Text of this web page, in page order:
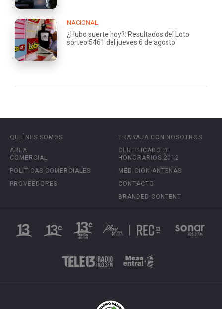
NACIONAL
¿Hubo suerte hoy?: Resultados del Loto
sorteo 5461 del jueves 6 de agosto
QUIÉNES SOMOS
ÁREA
COMERCIAL
POLÍTICAS COMERCIALES
PROVEEDORES
TRABAJA CON NOSOTROS
CERTIFICADO DE
HONORARIOS 2012
MEDICIÓN ANTENAS
CONTACTO
BRANDED CONTENT